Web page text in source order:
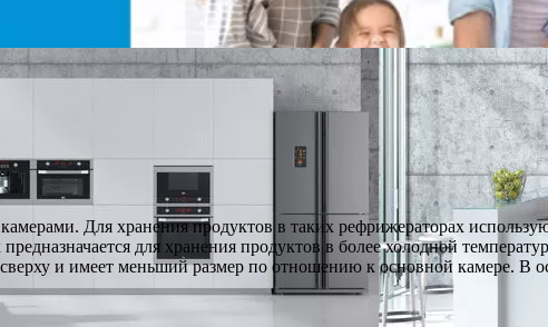
Для хранения продуктов в таких рефрижераторах
для хранения продуктов в более холодной
и имеет меньший размер по отношению к основной камере. В